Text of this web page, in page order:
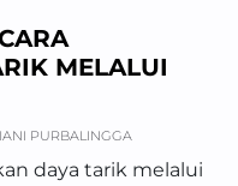
MELALUI
PURBALINGGA
daya tarik melalui